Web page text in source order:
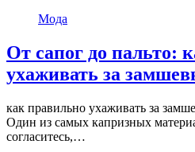
Мода
От сапог до пальто:
ухаживать за
как правильно ухаживать за
Один из самых капризных
согласитесь,…